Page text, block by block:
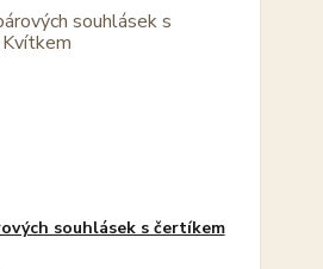
souhlásek s čertíkem